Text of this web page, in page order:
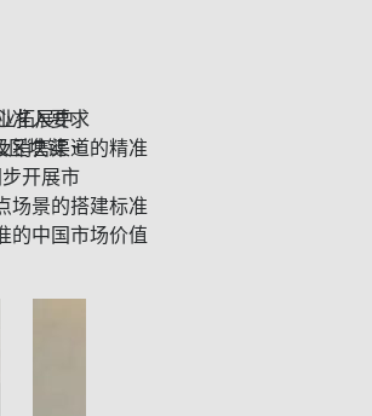
拓展中
区块链 +
开展市
准入要求
销售渠道的精准
场景的搭建标准
的中国市场价值